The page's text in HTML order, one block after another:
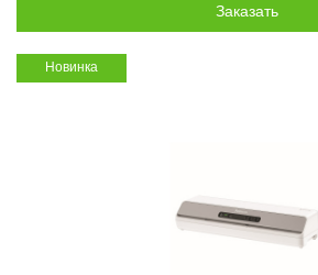
Новинка